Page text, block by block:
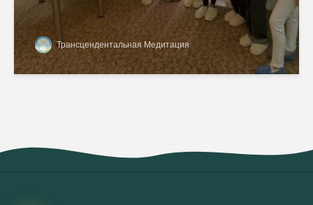
Трансцендентальная Медитация